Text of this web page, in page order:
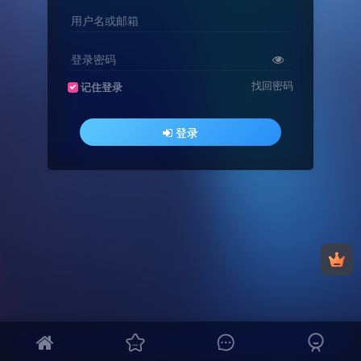
用户名或邮箱
登录密码
记住登录 找回密码
登录